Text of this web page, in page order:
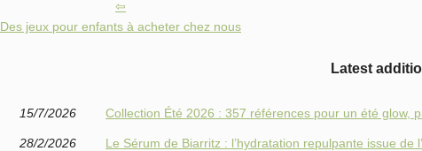
Des jeux pour enfants à acheter chez nous
Latest
15/7/2026 Collection Été 2026 : 357 références pour un été glow,
28/2/2026 Le Sérum de Biarritz : l’hydratation repulpante issue de